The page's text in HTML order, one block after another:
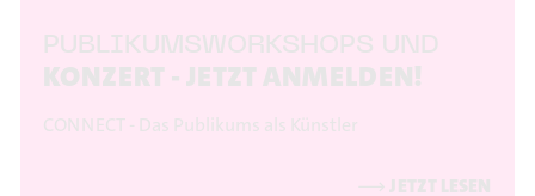
PUBLIKUMSWORKSHOPS UND
KONZERT - JETZT ANMELDEN!
CONNECT - Das Publikums als Künstler
⟶ JETZT LESEN